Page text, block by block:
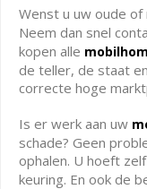
Wenst u uw oude of
Neem dan snel
kopen alle
de teller, de staat
correcte hoge
Is er werk aan uw
schade? Geen
ophalen. U hoeft
keuring. En ook de